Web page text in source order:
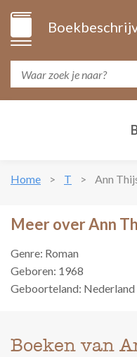
Home T Ann
Meer over Ann
Genre: Roman
Geboren: 1968
Geboorteland: Nederland
Boeken van